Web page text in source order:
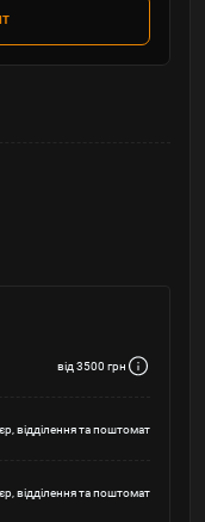
від 3500 грн
відділення та поштомат
відділення та поштомат